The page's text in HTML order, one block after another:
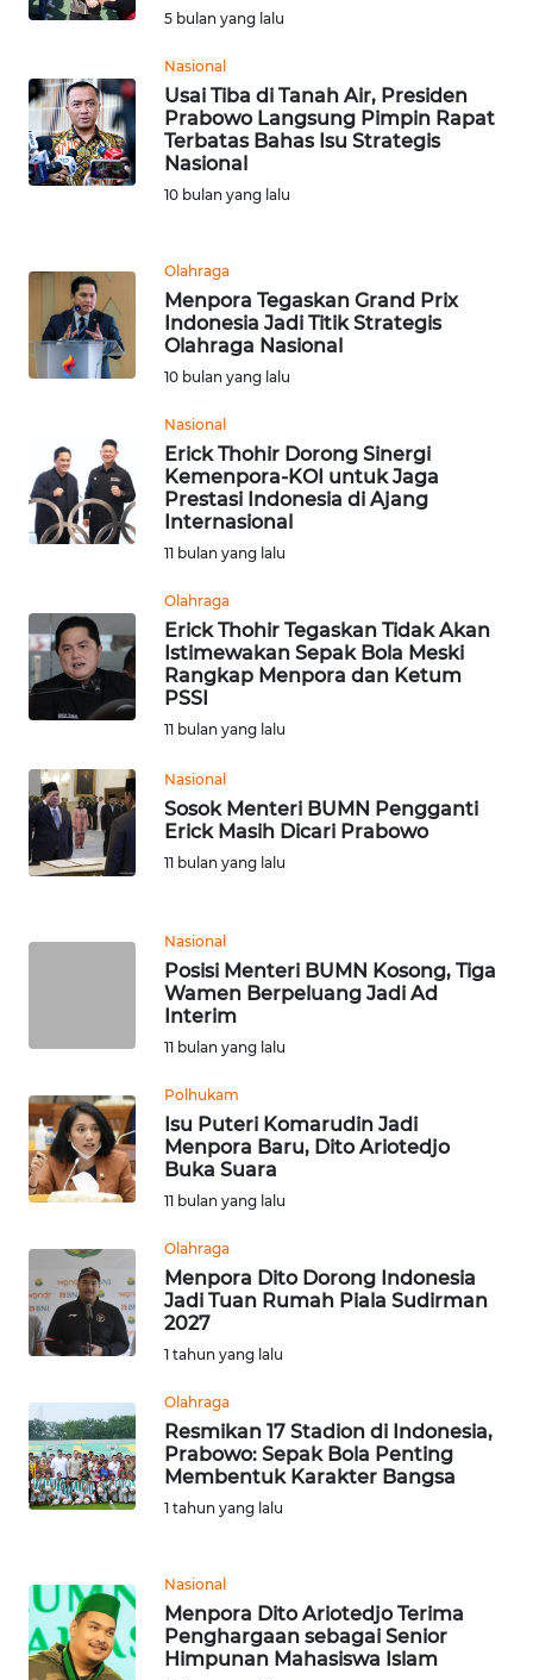
5 bulan yang lalu
Nasional
Usai Tiba di Tanah Air, Presiden
Prabowo Langsung Pimpin Rapat
Terbatas Bahas Isu Strategis
Nasional
10 bulan yang lalu
Olahraga
Menpora Tegaskan Grand Prix
Indonesia Jadi Titik Strategis
Olahraga Nasional
10 bulan yang lalu
Nasional
Erick Thohir Dorong Sinergi
Kemenpora-KOI untuk Jaga
Prestasi Indonesia di Ajang
Internasional
11 bulan yang lalu
Olahraga
Erick Thohir Tegaskan Tidak Akan
Istimewakan Sepak Bola Meski
Rangkap Menpora dan Ketum
PSSI
11 bulan yang lalu
Nasional
Sosok Menteri BUMN Pengganti
Erick Masih Dicari Prabowo
11 bulan yang lalu
Nasional
Posisi Menteri BUMN Kosong, Tiga
Wamen Berpeluang Jadi Ad
Interim
11 bulan yang lalu
Polhukam
Isu Puteri Komarudin Jadi
Menpora Baru, Dito Ariotedjo
Buka Suara
11 bulan yang lalu
Olahraga
Menpora Dito Dorong Indonesia
Jadi Tuan Rumah Piala Sudirman
2027
1 tahun yang lalu
Olahraga
Resmikan 17 Stadion di Indonesia,
Prabowo: Sepak Bola Penting
Membentuk Karakter Bangsa
1 tahun yang lalu
Nasional
Menpora Dito Ariotedjo Terima
Penghargaan sebagai Senior
Himpunan Mahasiswa Islam
TENTANG
PEDOMAN
MEDIA
SIBER
KARIR
DISCLAIMER
Regional
WN
SUMUT
JAKARTA
WN
JABAR
WN
BANTEN
WN
WN
WN
PAPUA
BARAT
WN
RIAU
WN
SERAMBI
WN
JAMBI
WN
WN
NTB